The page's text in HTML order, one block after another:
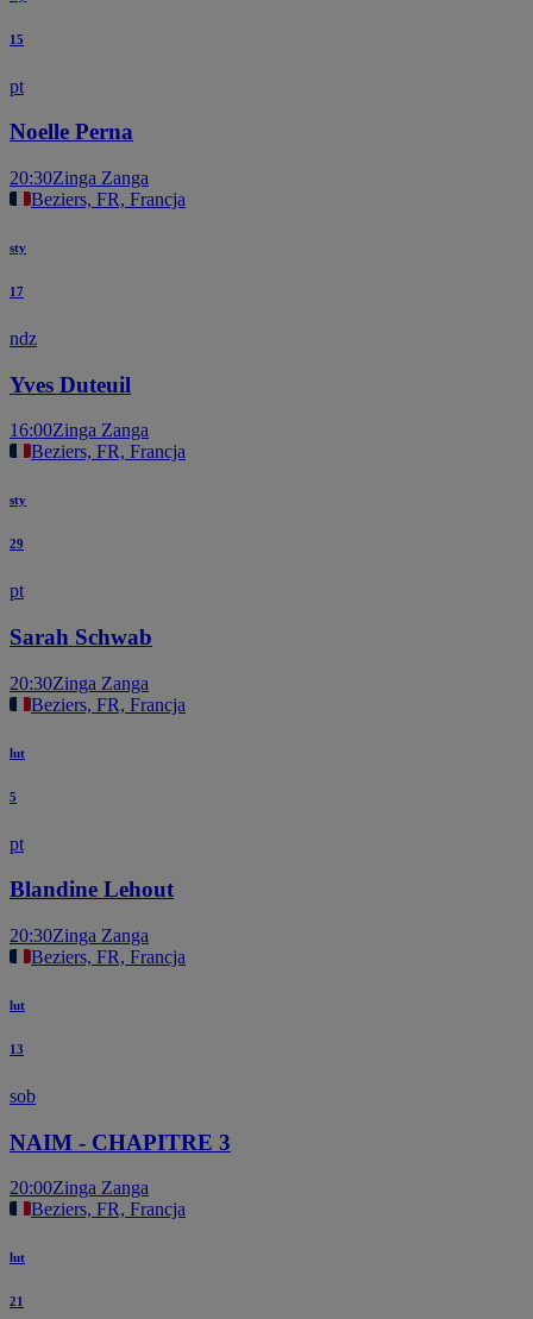
15
pt
Noelle Perna
20:30Zinga Zanga
Beziers, FR, Francja
sty
17
ndz
Yves Duteuil
16:00Zinga Zanga
Beziers, FR, Francja
sty
29
pt
Sarah Schwab
20:30Zinga Zanga
Beziers, FR, Francja
lut
5
pt
Blandine Lehout
20:30Zinga Zanga
Beziers, FR, Francja
lut
13
sob
NAIM - CHAPITRE 3
20:00Zinga Zanga
Beziers, FR, Francja
lut
21